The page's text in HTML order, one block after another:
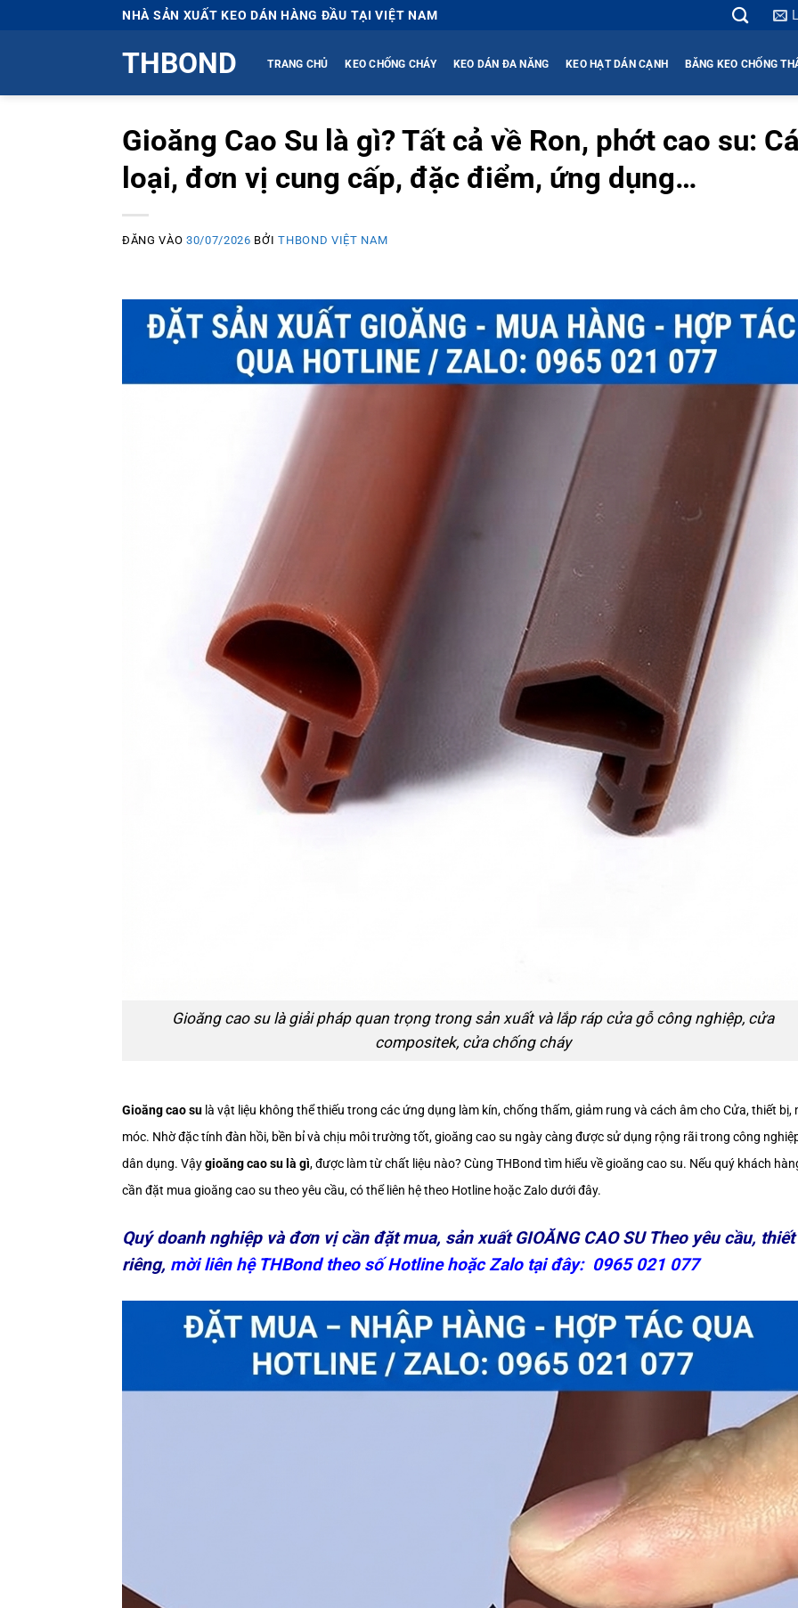
dung
NHÀ SẢN XUẤT KEO DÁN HÀNG ĐẦU TẠI VIỆT NAM
THBOND TRANG CHỦ KEO CHỐNG CHÁY KEO DÁN ĐA NĂNG KEO HẠT DÁN CẠNH BĂNG KEO CHỐNG
Gioăng Cao Su là gì? Tất cả về Ron, phớt cao su:
loại, đơn vị cung cấp, đặc điểm, ứng dụng…
ĐĂNG VÀO30/07/2026 BỞITHBOND VIỆT NAM
Gioăng cao su là giải pháp quan trọng trong sản xuất và lắp ráp cửa gỗ công nghiệp, cửa
compositek, cửa chống cháy
Gioăng cao su là vật liệu không thể thiếu trong các ứng dụng làm kín, chống thấm, giảm rung và cách âm cho Cửa, thiết bị,
móc. Nhờ đặc tính đàn hồi, bền bỉ và chịu môi trường tốt, gioăng cao su ngày càng được sử dụng rộng rãi trong công
dân dụng. Vậygioăng cao su là gì, được làm từ chất liệu nào? Cùng THBond tìm hiểu về gioăng cao su. Nếu quý khách
cần đặt mua gioăng cao su theo yêu cầu, có thể liên hệ theo Hotline hoặc Zalo dưới đây.
Quý doanh nghiệp và đơn vị cần đặt mua, sản xuất GIOĂNG CAO SU Theo yêu cầu, thiết
riêng, mời liên hệ THBond theo số Hotline hoặc Zalo tại đây: 0965 021 077